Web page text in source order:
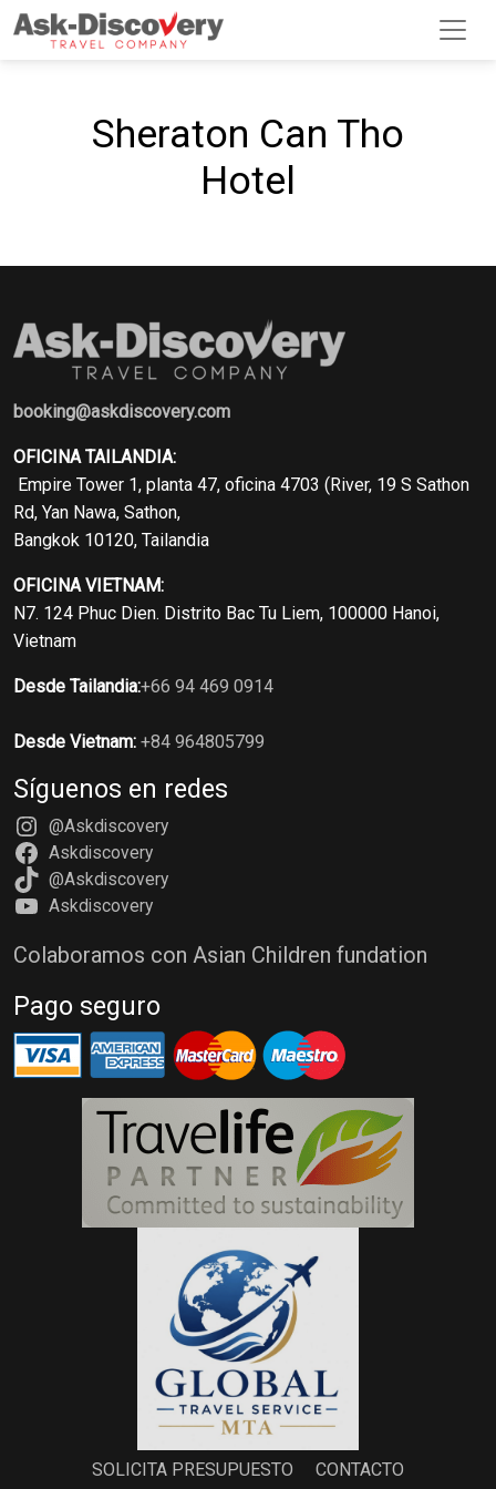
Sheraton Can Tho
Hotel
booking@askdiscovery.com
OFICINA TAILANDIA:
Empire Tower 1, planta 47, oficina 4703 (River, 19 S Sathon
Rd, Yan Nawa, Sathon,
Bangkok 10120, Tailandia
OFICINA VIETNAM:
N7. 124 Phuc Dien. Distrito Bac Tu Liem, 100000 Hanoi,
Vietnam
Desde Tailandia:+66 94 469 0914
Desde Vietnam: +84 964805799
Síguenos en redes
@Askdiscovery
Askdiscovery
@Askdiscovery
Askdiscovery
Colaboramos con Asian Children fundation
Pago seguro
SOLICITA PRESUPUESTO CONTACTO